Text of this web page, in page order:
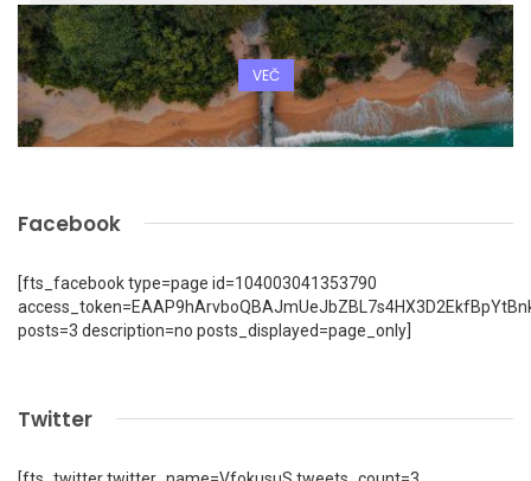
VEČ
Facebook
[fts_facebook type=page id=104003041353790
posts=3 description=no posts_displayed=page_only]
Twitter